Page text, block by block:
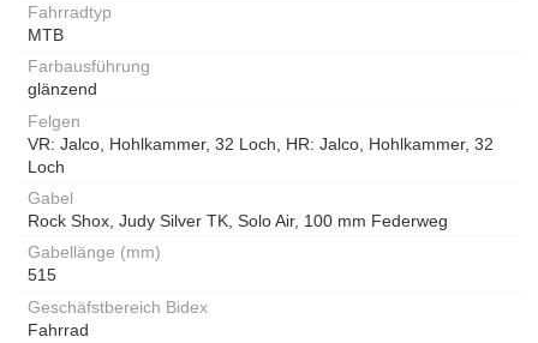
Fahrradtyp
MTB
Farbausführung
glänzend
Felgen
VR: Jalco, Hohlkammer, 32 Loch, HR: Jalco, Hohlkammer, 32
Loch
Gabel
Rock Shox, Judy Silver TK, Solo Air, 100 mm Federweg
Gabellänge (mm)
515
Geschäfstbereich Bidex
Fahrrad